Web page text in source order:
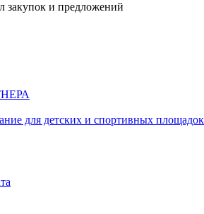
закупок и предложений